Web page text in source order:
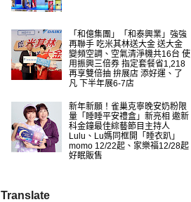
「和億集團」「和泰興業」強強
再聯手 吃米其林送大金 送大金
變頻空調、空氣清淨機共16台 使
用振興三倍券 指定套餐省1,218
再享雙倍抽 拚展店 添好運、了
凡 下半年展6-7店
新年新願！雀巢克寧晚安奶粉限
量「睡睡平安禮盒」新亮相 邀新
科金鐘最佳綜藝節目主持人
Lulu、Lu媽同框開「睡衣趴」
momo 12/22起、家樂福12/28起
好眠販售
Translate